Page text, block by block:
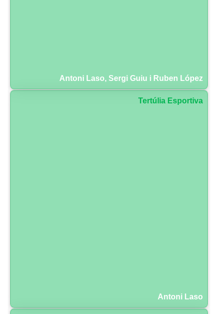
Antoni Laso, Sergi Guiu i Ruben López
Tertúlia Esportiva
Antoni Laso